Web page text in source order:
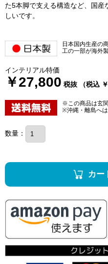
た5本脚で支える構造など、国
しいです。
日本国内生産の
工の一部が海外
インテリアル特価
￥27,800 税抜 （税込
※この商品は玄
※沖縄・離島へ
数量：
カー